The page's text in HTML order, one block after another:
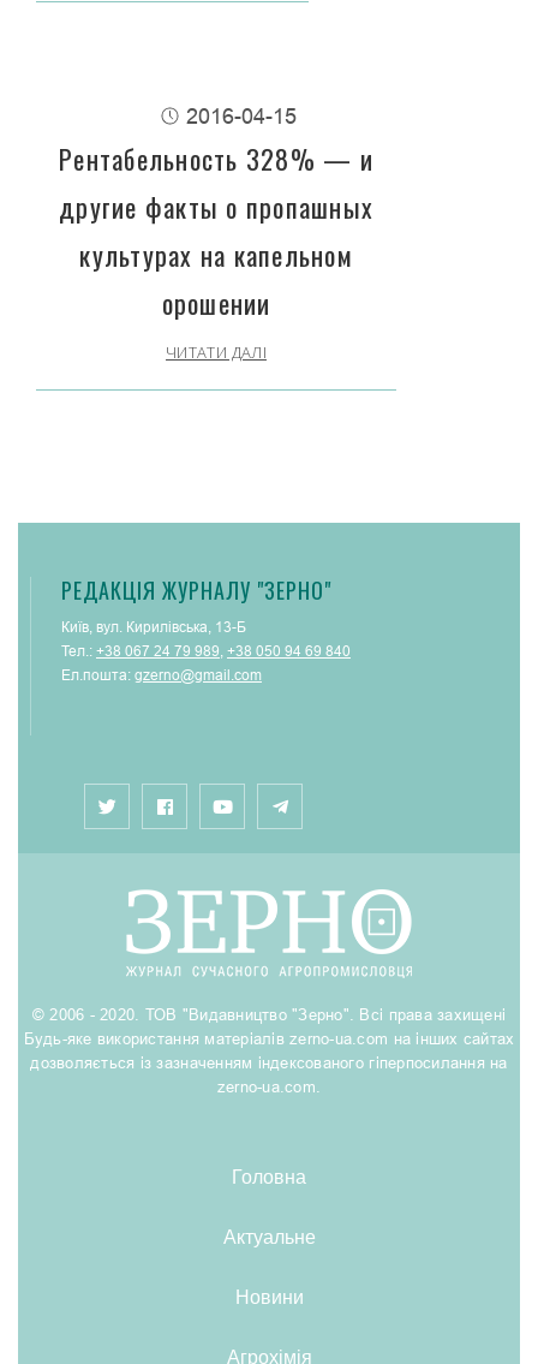
2016-04-15
Рентабельность 328% — и
другие факты о пропашных
культурах на капельном
орошении
ЧИТАТИ ДАЛІ
РЕДАКЦІЯ ЖУРНАЛУ "ЗЕРНО"
Київ, вул. Кирилівська, 13-Б
Тел.: +38 067 24 79 989 +38 050 94 69 840
Ел.пошта: gzerno@gmail.com
© 2006 - 2020. ТОВ "Видавництво "Зерно". Всі права захищені
Будь-яке використання матеріалів zerno-ua.com на інших сайтах
дозволяється із зазначенням індексованого гіперпосилання на
zerno-ua.com.
Головна
Актуальне
Новини
Агрохімія